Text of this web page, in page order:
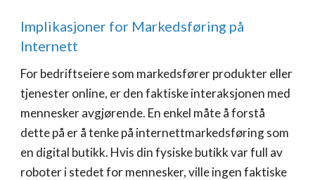
Implikasjoner for Markedsføring på
Internett
For bedriftseiere som markedsfører produkter eller
tjenester online, er den faktiske interaksjonen med
mennesker avgjørende. En enkel måte å forstå
dette på er å tenke på internettmarkedsføring som
en digital butikk. Hvis din fysiske butikk var full av
roboter i stedet for mennesker, ville ingen faktiske